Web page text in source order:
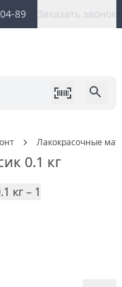
89 Заказать звонок
Лакокрасочные
0.1 кг